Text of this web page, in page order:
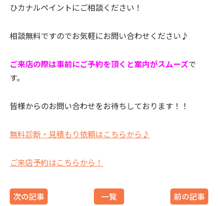
ひカナルペイントにご相談ください！
相談無料ですのでお気軽にお問い合わせください♪
ご来店の際は事前にご予約を頂くと案内がスムーズで
す。
皆様からのお問い合わせをお待ちしております！！
無料診断・見積もり依頼はこちらから♪
ご来店予約はこちらから！
次の記事 一覧 前の記事